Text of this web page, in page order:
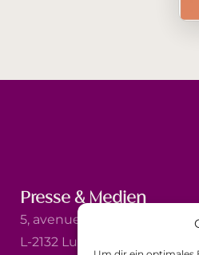
Presse & Medien
5, avenue Marie-Thérèse
L-2132 Luxembourg